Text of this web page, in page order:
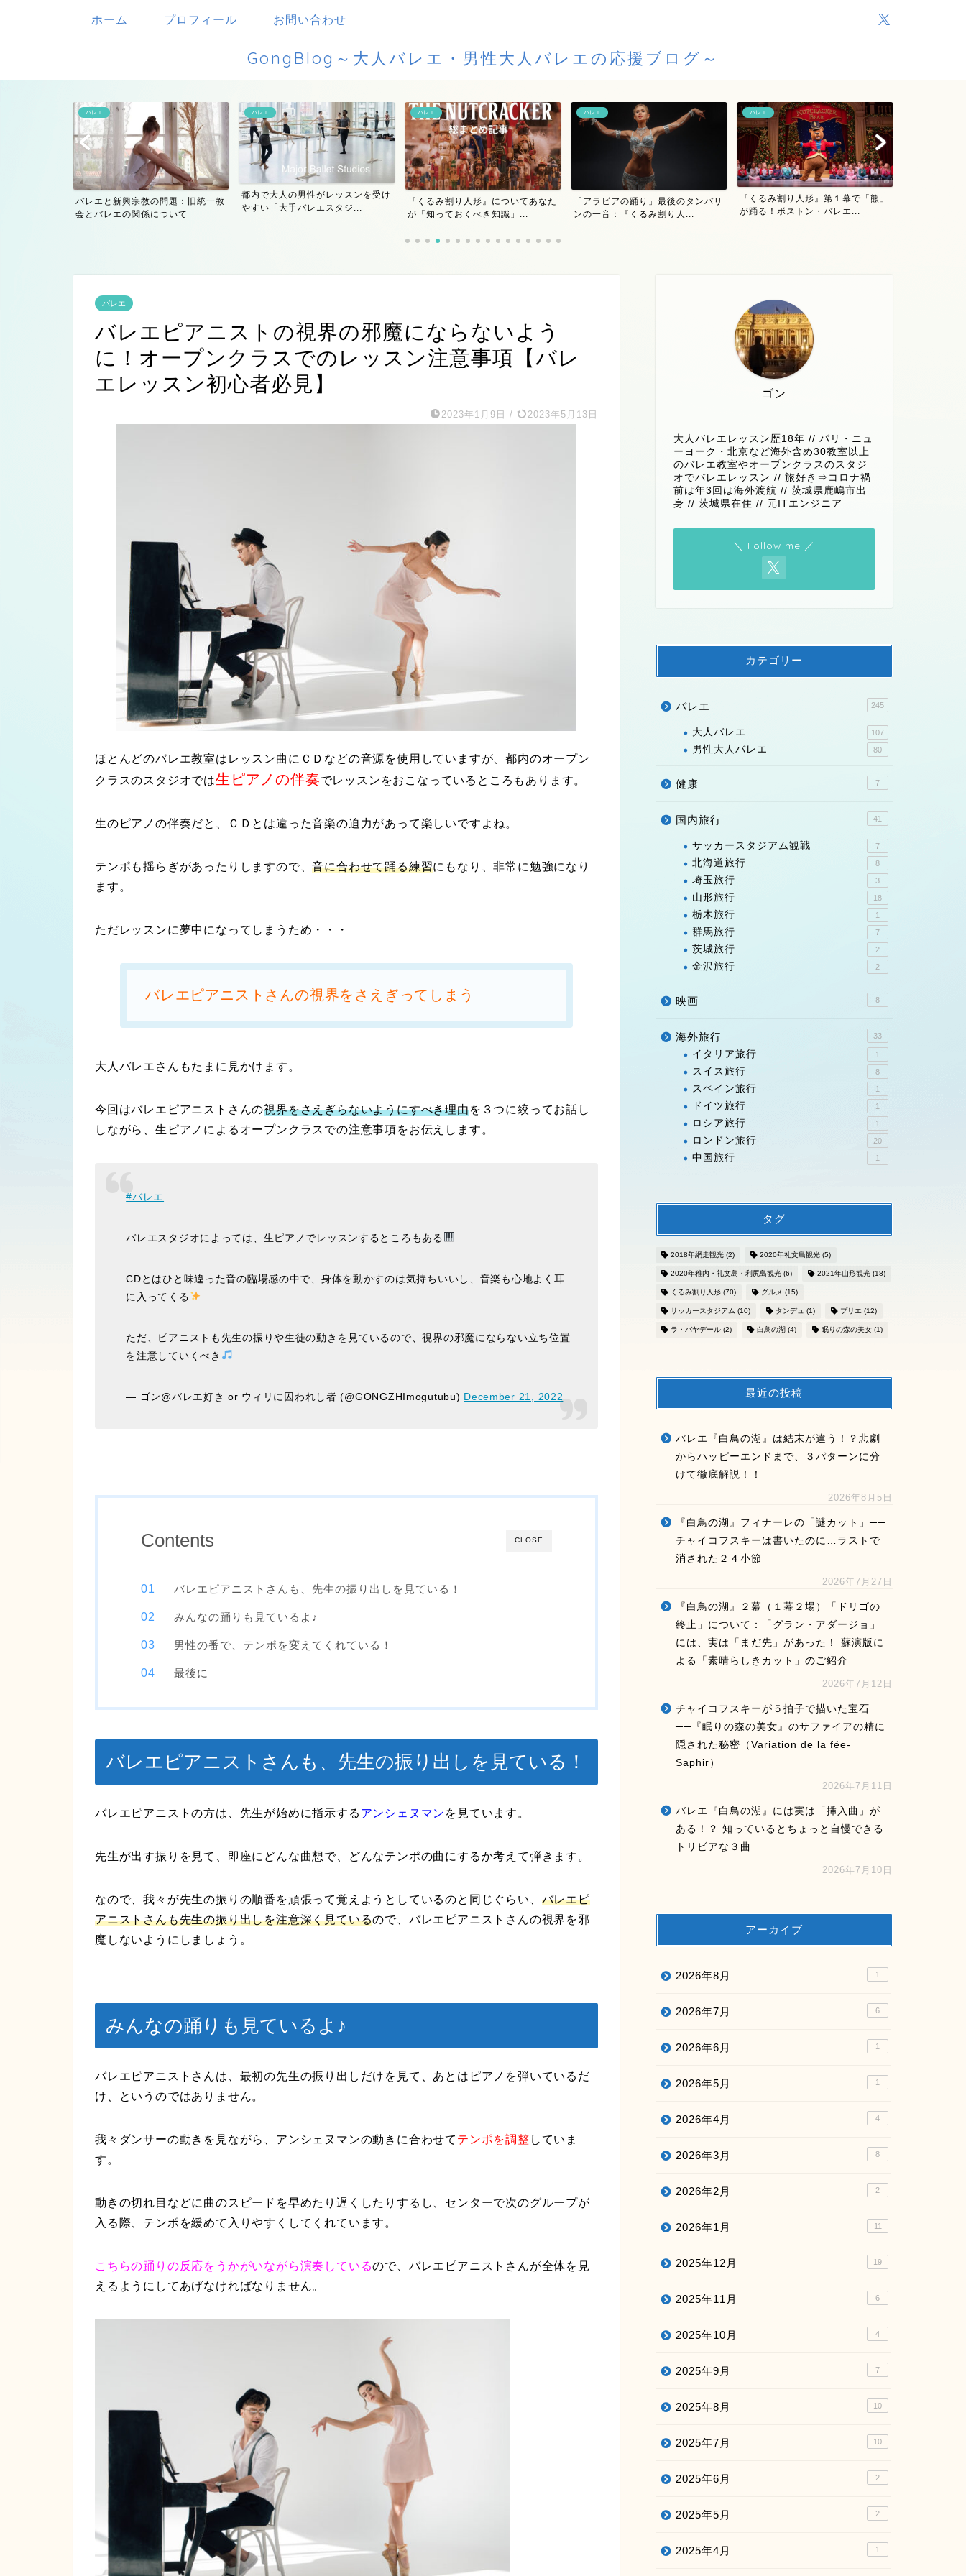
ホーム プロフィール お問い合わせ
GongBlog～大人バレエ・男性大人バレエの応援ブログ～
バレエ
バレエと新興宗教の問題：旧統一教
会とバレエの関係について
バレエ
都内で大人の男性がレッスンを受け
やすい「大手バレエスタジ...
バレエ
『くるみ割り人形』についてあなた
が「知っておくべき知識」...
バレエ
「アラビアの踊り」最後のタンバリ
ンの一音：『くるみ割り人...
バレエ
『くるみ割り人形』第１幕で「熊」
が踊る！ボストン・バレエ...
バレエ
バレエピアニストの視界の邪魔にならないよう
に！オープンクラスでのレッスン注意事項【バレ
エレッスン初心者必見】
2023年1月9日 / 2023年5月13日
ほとんどのバレエ教室はレッスン曲に ＣＤ などの音源を使用していますが、都内のオープン
クラスのスタジオでは生ピアノの伴奏でレッスンをおこなっているところもあります。
生のピアノの伴奏だと、ＣＤとは違った音楽の迫力があって楽しいですよね。
テンポも揺らぎがあったりしますので、音に合わせて踊る練習にもなり、非常に勉強になり
ます。
ただレッスンに夢中になってしまうため・・・
バレエピアニストさんの視界をさえぎってしまう
大人バレエさんもたまに見かけます。
今回はバレエピアニストさんの視界をさえぎらないようにすべき理由を３つに絞ってお話し
しながら、生ピアノによるオープンクラスでの注意事項をお伝えします。
#バレエ
バレエスタジオによっては、生ピアノでレッスンするところもある
CDとはひと味違った音の臨場感の中で、身体を動かすのは気持ちいいし、音楽も心地よく耳
に入ってくる
ただ、ピアニストも先生の振りや生徒の動きを見ているので、視界の邪魔にならない立ち位置
を注意していくべき
— ゴン@バレエ好き or ウィリに囚われし者 (@GONGZHImogutubu) December 21, 2022
CLOSE
Contents
バレエピアニストさんも、先生の振り出しを見ている！
みんなの踊りも見ているよ♪
男性の番で、テンポを変えてくれている！
最後に
バレエピアニストさんも、先生の振り出しを見ている！
バレエピアニストの方は、先生が始めに指示する アンシェヌマン を見ています。
先生が出す振りを見て、即座にどんな曲想で、どんなテンポの曲にするか考えて弾きます。
なので、我々が先生の振りの順番を頑張って覚えようとしているのと同じぐらい、 バレエピ
アニストさんも先生の振り出しを注意深く見ているので、バレエピアニストさんの視界を邪
魔しないようにしましょう。
みんなの踊りも見ているよ♪
バレエピアニストさんは、最初の先生の振り出しだけを見て、あとはピアノを弾いているだ
け、というのではありません。
我々ダンサーの動きを見ながら、アンシェヌマンの動きに合わせて テンポを調整 していま
す。
動きの切れ目などに曲のスピードを早めたり遅くしたりするし、センターで次のグループが
入る際、テンポを緩めて入りやすくしてくれています。
こちらの踊りの反応をうかがいながら演奏しているので、バレエピアニストさんが全体を見
えるようにしてあげなければなりません。
ゴン
大人バレエレッスン歴18年 // パリ・ニュ
ーヨーク・北京など海外含め30教室以上
のバレエ教室やオープンクラスのスタジ
オでバレエレッスン // 旅好き⇒コロナ禍
前は年3回は海外渡航 // 茨城県鹿嶋市出
身 // 茨城県在住 // 元ITエンジニア
＼ Follow me ／
カテゴリー
バレエ 245
大人バレエ 107
男性大人バレエ 80
健康 7
国内旅行 41
サッカースタジアム観戦 7
北海道旅行 8
埼玉旅行 3
山形旅行 18
栃木旅行 1
群馬旅行 7
茨城旅行 2
金沢旅行 2
映画 8
海外旅行 33
イタリア旅行 1
スイス旅行 8
スペイン旅行 1
ドイツ旅行 1
ロシア旅行 1
ロンドン旅行 20
中国旅行 1
タグ
2018年網走観光(2) 2020年礼文島観光(5)
2020年稚内・礼文島・利尻島観光(6) 2021年山形観光(18)
くるみ割り人形(70) グルメ (15)
サッカースタジアム (10) タンデュ (1) プリエ (12)
ラ・バヤデール(2) 白鳥の湖(4) 眠りの森の美女(1)
最近の投稿
バレエ『白鳥の湖』は結末が違う！？悲劇
からハッピーエンドまで、３パターンに分
けて徹底解説！！
2026年8月5日
『白鳥の湖』フィナーレの「謎カット」──
チャイコフスキーは書いたのに…ラストで
消された２４小節
2026年7月27日
『白鳥の湖』２幕（１幕２場）「ドリゴの
終止」について：「グラン・アダージョ」
には、実は「まだ先」があった！ 蘇演版に
よる「素晴らしきカット」のご紹介
2026年7月12日
チャイコフスキーが５拍子で描いた宝石
──『眠りの森の美女』のサファイアの精に
隠された秘密（Variation de la fée-
Saphir）
2026年7月11日
バレエ『白鳥の湖』には実は「挿入曲」が
ある！？ 知っているとちょっと自慢できる
トリビアな３曲
2026年7月10日
アーカイブ
2026年8月 1
2026年7月 6
2026年6月 1
2026年5月 1
2026年4月 4
2026年3月 8
2026年2月 2
2026年1月 11
2025年12月 19
2025年11月 6
2025年10月 4
2025年9月 7
2025年8月 10
2025年7月 10
2025年6月 2
2025年5月 2
2025年4月 1